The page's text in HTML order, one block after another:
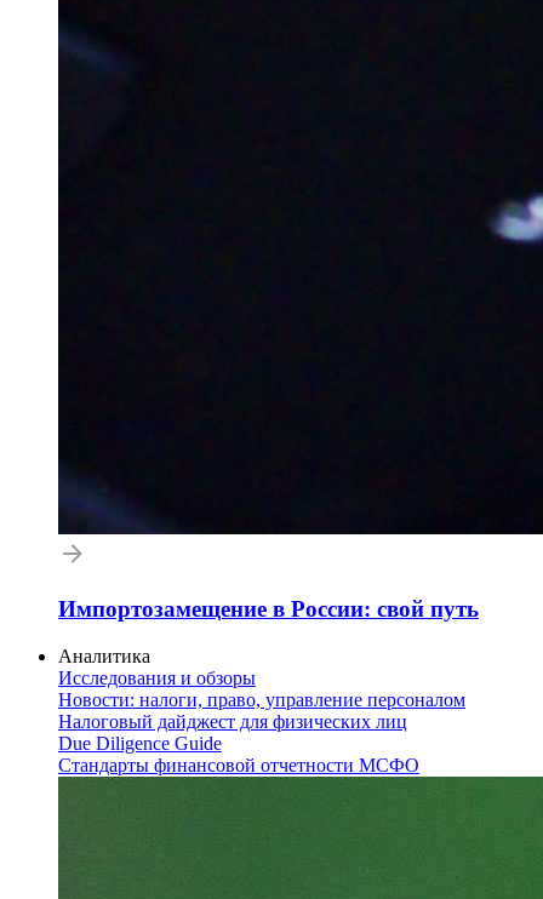
Импортозамещение в России: свой путь
Аналитика
Исследования и обзоры
Новости: налоги, право, управление персоналом
Налоговый дайджест для физических лиц
Due Diligence Guide
Стандарты финансовой отчетности МСФО